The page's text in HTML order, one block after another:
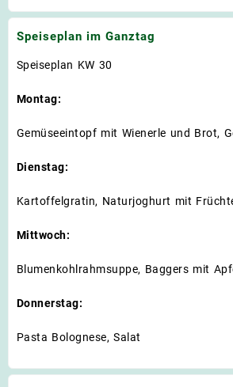
Speiseplan im Ganztag
Speiseplan KW 30
Montag:
Gemüseeintopf mit Wienerle und Brot,
Dienstag:
Kartoffelgratin, Naturjoghurt mit
Mittwoch:
Blumenkohlrahmsuppe, Baggers mit
Donnerstag:
Pasta Bolognese, Salat